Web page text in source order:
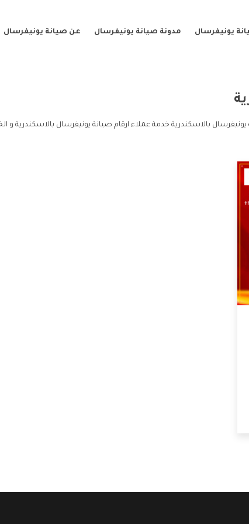
يونيفرسال مدونة صيانة يونيفرسال عن صيانة يونيفرسال
يونيفرسال بالاسكندرية خدمة عملاء ارقام صيانة يونيفرسال بالاسكندرية و